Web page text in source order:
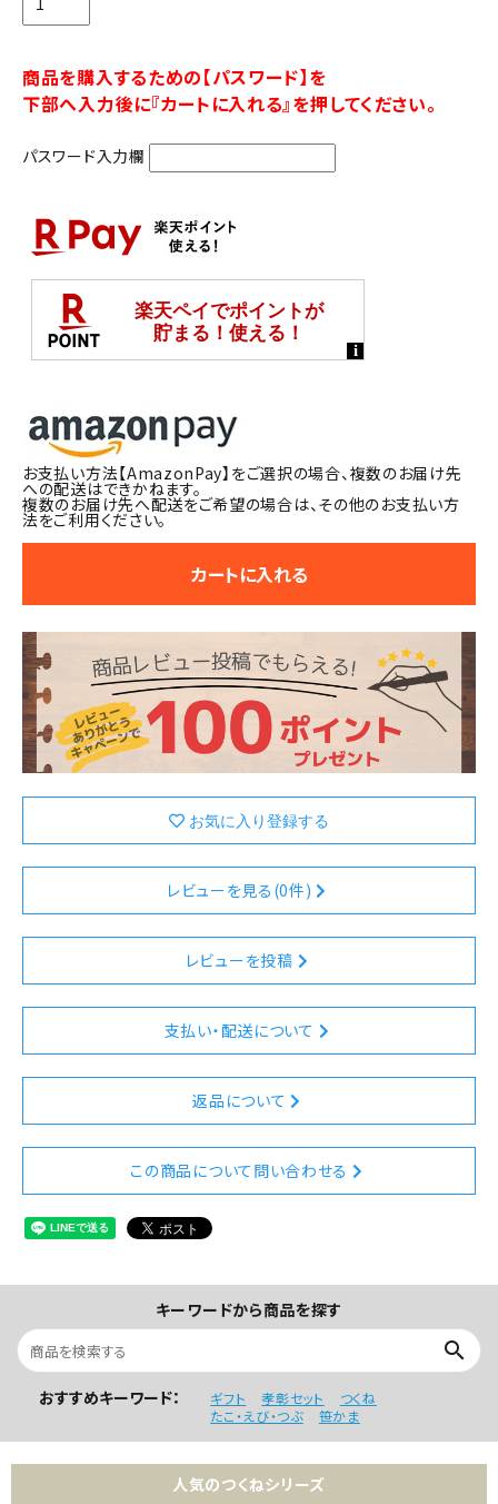
商品を購入するための【パスワード】を
下部へ入力後に『カートに入れる』を押してください。
パスワード入力欄
お支払い方法【AmazonPay】をご選択の場合、複数のお届け先
への配送はできかねます。
複数のお届け先へ配送をご希望の場合は、その他のお支払い方
法をご利用ください。
カートに入れる
レビューを見る(0件)
レビューを投稿
支払い・配送について
返品について
この商品について問い合わせる
キーワードから商品を探す
search
おすすめキーワード： ギフト 孝彰セット
つくね
たこ・えび・つぶ
笹かま
人気のつくねシリーズ